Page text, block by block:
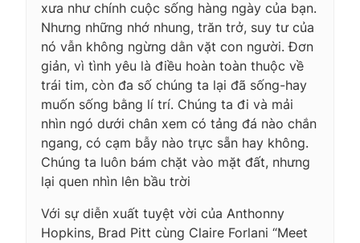
xưa như chính cuộc sống hàng ngày của bạn.
Nhưng những nhớ nhung, trăn trở, suy tư của
nó vẫn không ngừng dằn vặt con người. Đơn
giản, vì tình yêu là điều hoàn toàn thuộc về
trái tim, còn đa số chúng ta lại đã sống-hay
muốn sống bằng lí trí. Chúng ta đi và mải
nhìn ngó dưới chân xem có tảng đá nào chắn
ngang, có cạm bẫy nào trực sẵn hay không.
Chúng ta luôn bám chặt vào mặt đất, nhưng
lại quen nhìn lên bầu trời
Với sự diễn xuất tuyệt vời của Anthonny
Hopkins, Brad Pitt cùng Claire Forlani “Meet